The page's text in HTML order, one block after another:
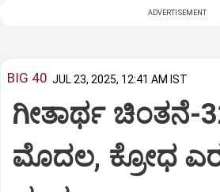
ADVERTISEMENT
BIG 40 JUL 23, 2025, 12:41 AM IST
ಗೀತಾರ್ಥ ಚಿಂತನೆ-
ಮೊದಲ, ಕ್ರೋಧ